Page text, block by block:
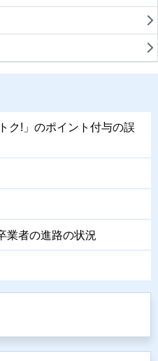
ク!」のポイント付与の誤
業者の進路の状況